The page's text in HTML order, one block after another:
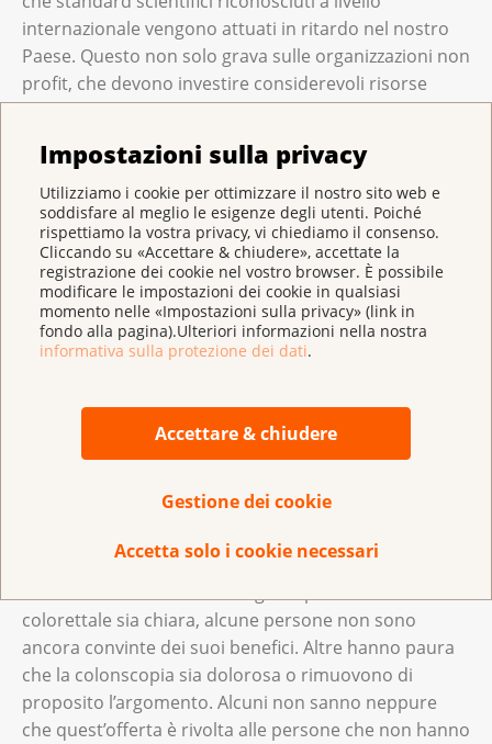
Impostazioni sulla privacy
Utilizziamo i cookie per ottimizzare il nostro sito web e
soddisfare al meglio le esigenze degli utenti. Poiché
rispettiamo la vostra privacy, vi chiediamo il consenso.
Cliccando su «Accettare & chiudere», accettate la
registrazione dei cookie nel vostro browser. È possibile
modificare le impostazioni dei cookie in qualsiasi
momento nelle «Impostazioni sulla privacy» (link in
fondo alla pagina).Ulteriori informazioni nella nostra
informativa sulla protezione dei dati.
Accettare & chiudere
Gestione dei cookie
Accetta solo i cookie necessari
internazionale vengono attuati in ritardo nel nostro
Paese. Questo non solo grava sulle organizzazioni non
profit, che devono investire considerevoli risorse
finanziarie e di personale, ma rallenta anche lo
sanitario nel suo complesso.
La diagnosi precoce deve essere
ulteriormente perfezionata
Affinché tutte le persone appartenenti al gruppo
bersaglio abbiano accesso a una diagnosi precoce di
su tutto il territorio svizzero. La Lega contro il cancro
si impegna affinché tutti in Svizzera abbiano accesso a
intervenire anche per migliorare il tasso di
partecipazione, un fattore decisivo per il successo dei
programmi di screening. Sebbene l’evidenza
colorettale sia chiara, alcune persone non sono
ancora convinte dei suoi benefici. Altre hanno paura
che la colonscopia sia dolorosa o rimuovono di
proposito l’argomento. Alcuni non sanno neppure
che quest’offerta è rivolta alle persone che non hanno